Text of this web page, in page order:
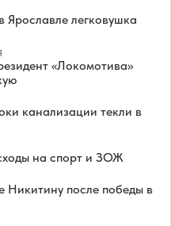
Ярославле легковушка
«Локомотива»
канализации текли в
на спорт и ЗОЖ
Никитину после победы в